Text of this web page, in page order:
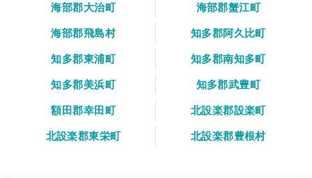
海部郡大治町
海部郡蟹江町
海部郡飛島村
知多郡阿久比町
知多郡東浦町
知多郡南知多町
知多郡美浜町
知多郡武豊町
額田郡幸田町
北設楽郡設楽町
北設楽郡東栄町
北設楽郡豊根村